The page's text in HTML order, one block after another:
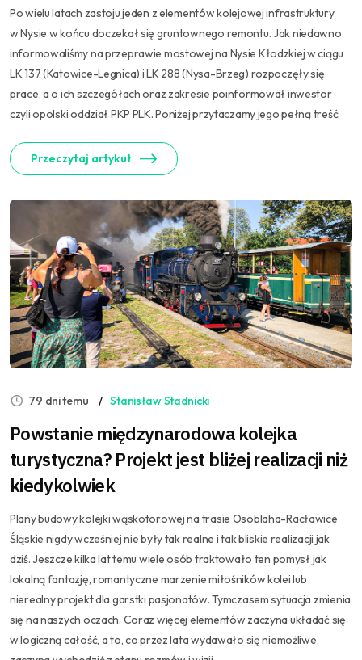
Po wielu latach zastoju jeden z elementów kolejowej infrastruktury
w Nysie w końcu doczekał się gruntownego remontu. Jak niedawno
informowaliśmy na przeprawie mostowej na Nysie Kłodzkiej w ciągu
LK 137 (Katowice-Legnica) i LK 288 (Nysa-Brzeg) rozpoczęły się
prace, a o ich szczegółach oraz zakresie poinformował inwestor
czyli opolski oddział PKP PLK. Poniżej przytaczamy jego pełną treść:
Przeczytaj artykuł
79 dni temu Stanisław Stadnicki
Powstanie międzynarodowa kolejka
turystyczna? Projekt jest bliżej realizacji niż
kiedykolwiek
Plany budowy kolejki wąskotorowej na trasie Osoblaha-Racławice
Śląskie nigdy wcześniej nie były tak realne i tak bliskie realizacji jak
dziś. Jeszcze kilka lat temu wiele osób traktowało ten pomysł jak
lokalną fantazję, romantyczne marzenie miłośników kolei lub
nierealny projekt dla garstki pasjonatów. Tymczasem sytuacja zmienia
się na naszych oczach. Coraz więcej elementów zaczyna układać się
w logiczną całość, a to, co przez lata wydawało się niemożliwe,